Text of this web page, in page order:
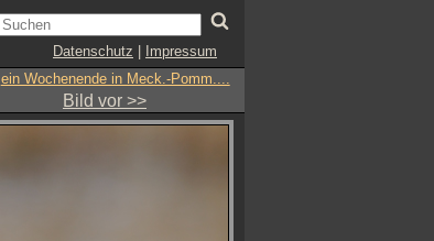
Datenschutz Impressum
ein Wochenende in Meck.-Pomm....
Bild vor >>